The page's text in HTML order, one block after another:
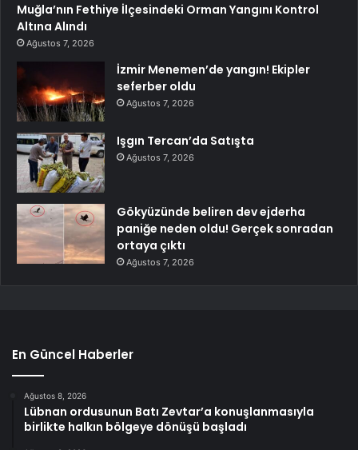
Muğla’nın Fethiye İlçesindeki Orman Yangını Kontrol
Altına Alındı
Ağustos 7, 2026
İzmir Menemen’de yangın! Ekipler
seferber oldu
Ağustos 7, 2026
Işgın Tercan’da Satışta
Ağustos 7, 2026
Gökyüzünde beliren dev ejderha
paniğe neden oldu! Gerçek sonradan
ortaya çıktı
Ağustos 7, 2026
En Güncel Haberler
Ağustos 8, 2026
Lübnan ordusunun Batı Zevtar’a konuşlanmasıyla
birlikte halkın bölgeye dönüşü başladı